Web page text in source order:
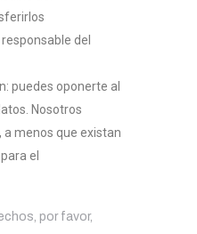
del
puedes oponerte al
Nosotros
menos que existan
el
por favor,